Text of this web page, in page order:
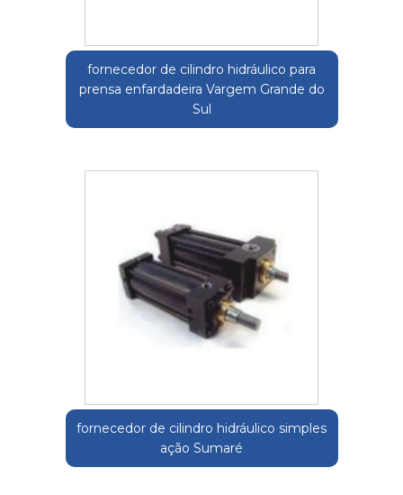
fornecedor de cilindro hidráulico para
prensa enfardadeira Vargem Grande do
Sul
fornecedor de cilindro hidráulico simples
ação Sumaré